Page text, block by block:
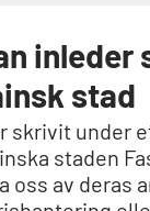
inleder
stad
skrivit under
staden
oss av deras